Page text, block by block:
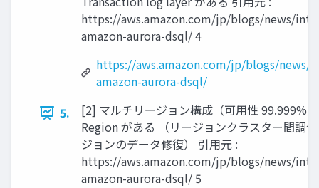
https://aws.amazon.com/jp/blogs/news/
amazon-aurora-dsql/ 4
https://aws.amazon.com/jp/blogs/news/
amazon-aurora-dsql/
5.
[2] マルチリージョン構成（可用性 99.999%
Region がある （リージョンクラスター間調
ジョンのデータ修復） 引用元 :
https://aws.amazon.com/jp/blogs/news/
amazon-aurora-dsql/ 5